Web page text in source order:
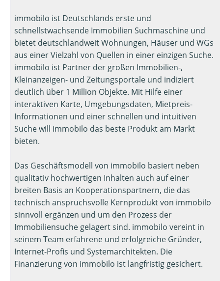
immobilo ist Deutschlands erste und
schnellstwachsende Immobilien Suchmaschine und
bietet deutschlandweit Wohnungen, Häuser und WGs
aus einer Vielzahl von Quellen in einer einzigen Suche.
immobilo ist Partner der großen Immobilien-,
Kleinanzeigen- und Zeitungsportale und indiziert
deutlich über 1 Million Objekte. Mit Hilfe einer
interaktiven Karte, Umgebungsdaten, Mietpreis-
Informationen und einer schnellen und intuitiven
Suche will immobilo das beste Produkt am Markt
bieten.
Das Geschäftsmodell von immobilo basiert neben
qualitativ hochwertigen Inhalten auch auf einer
breiten Basis an Kooperationspartnern, die das
technisch anspruchsvolle Kernprodukt von immobilo
sinnvoll ergänzen und um den Prozess der
Immobiliensuche gelagert sind. immobilo vereint in
seinem Team erfahrene und erfolgreiche Gründer,
Internet-Profis und Systemarchitekten. Die
Finanzierung von immobilo ist langfristig gesichert.